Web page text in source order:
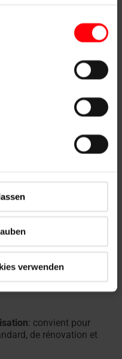
verwenden
raccord de fenêtre de
les formes et
créent une
raccord Roto peut
grâce à un système
sans vis
: convient pour
de rénovation et